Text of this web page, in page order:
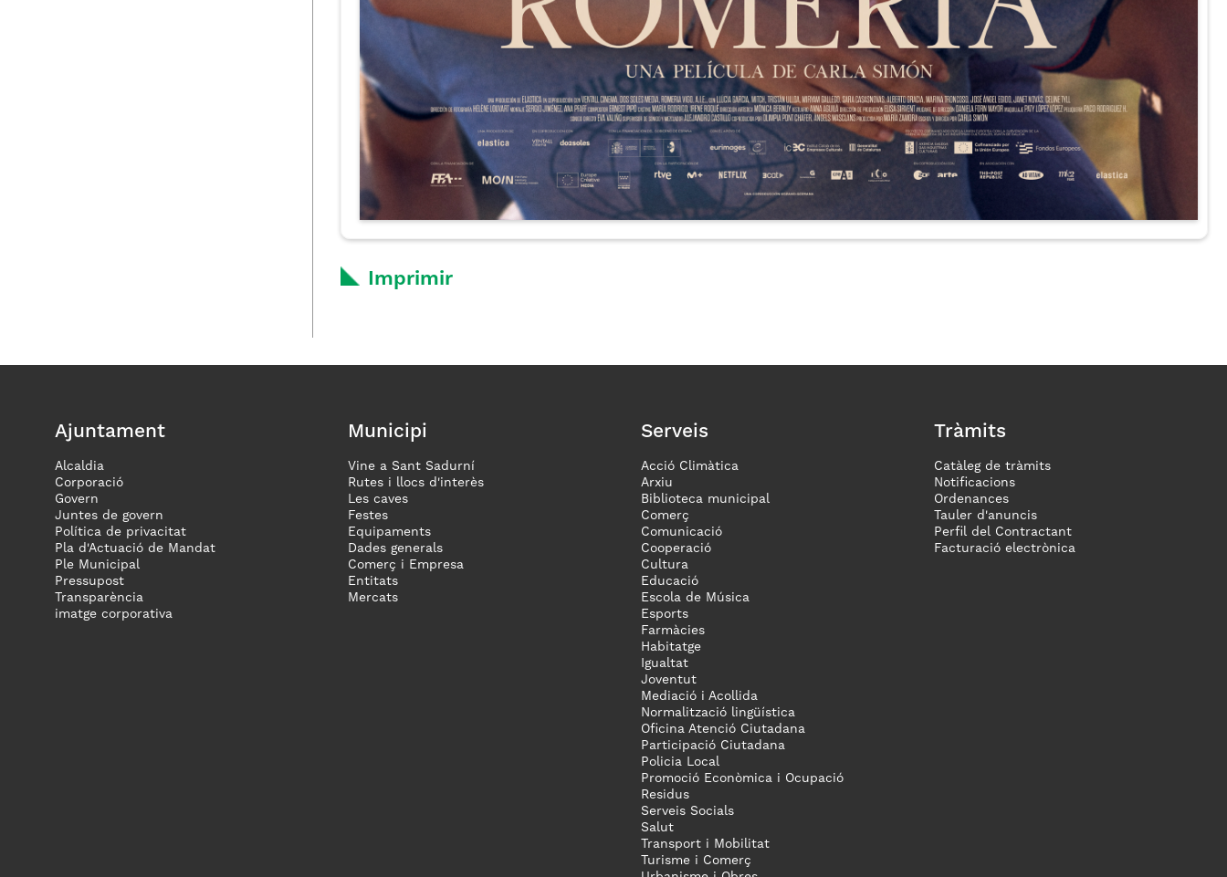
Imprimir
Ajuntament
Alcaldia
Corporació
Govern
Juntes de govern
Política de privacitat
Pla d'Actuació de Mandat
Ple Municipal
Pressupost
Transparència
imatge corporativa
Municipi
Vine a Sant Sadurní
Rutes i llocs d'interès
Les caves
Festes
Equipaments
Dades generals
Comerç i Empresa
Entitats
Mercats
Serveis
Acció Climàtica
Arxiu
Biblioteca municipal
Comerç
Comunicació
Cooperació
Cultura
Educació
Escola de Música
Esports
Farmàcies
Habitatge
Igualtat
Joventut
Mediació i Acollida
Normalització lingüística
Oficina Atenció Ciutadana
Participació Ciutadana
Policia Local
Promoció Econòmica i Ocupació
Residus
Serveis Socials
Salut
Transport i Mobilitat
Turisme i Comerç
Tràmits
Catàleg de tràmits
Notificacions
Ordenances
Tauler d'anuncis
Perfil del Contractant
Facturació electrònica